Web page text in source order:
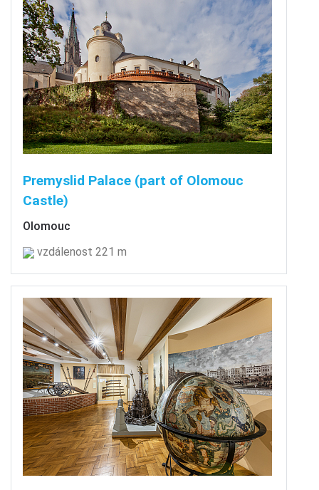
Premyslid Palace (part of Olomouc
Castle)
Olomouc
vzdálenost 221 m